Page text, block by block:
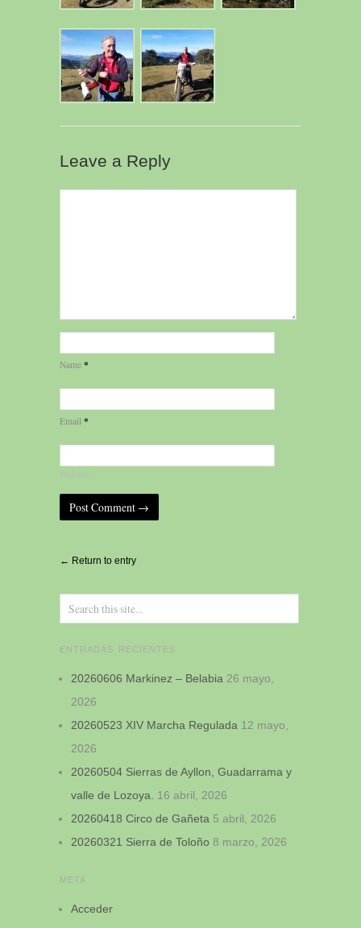
Leave a Reply
Name *
Email *
Website
Alternative:
← Return to entry
ENTRADAS RECIENTES
20260606 Markinez – Belabia 26 mayo,
2026
20260523 XIV Marcha Regulada 12 mayo,
2026
20260504 Sierras de Ayllon, Guadarrama y
valle de Lozoya.
16 abril, 2026
20260418 Circo de Gañeta 5 abril, 2026
20260321 Sierra de Toloño 8 marzo, 2026
META
Acceder